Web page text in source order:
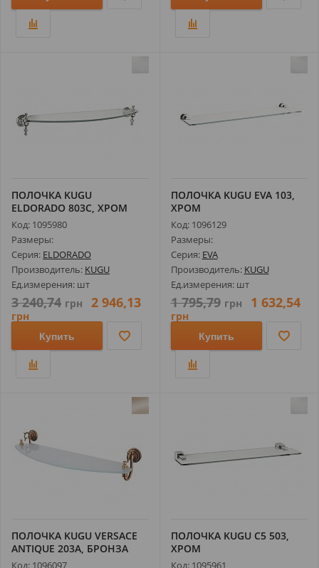
ПОЛОЧКА KUGU
ELDORADO 803C, ХРОМ
Код: 1095980
Размеры:
Серия: ELDORADO
Производитель: KUGU
Ед.измерения: шт
3 240,74 грн 2 946,13
грн
Купить
ПОЛОЧКА KUGU EVA 103,
ХРОМ
Код: 1096129
Размеры:
Серия: EVA
Производитель: KUGU
Ед.измерения: шт
1 795,79 грн 1 632,54
грн
Купить
ПОЛОЧКА KUGU VERSACE
ANTIQUE 203A, БРОНЗА
Код: 1096097
ПОЛОЧКА KUGU С5 503,
ХРОМ
Код: 1095961